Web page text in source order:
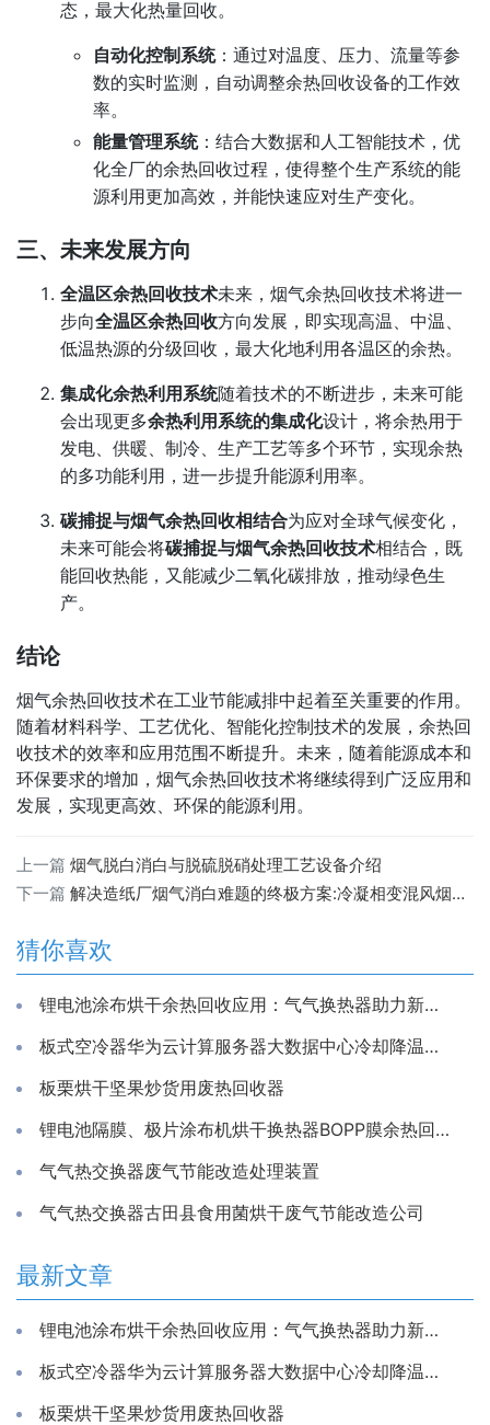
态，最大化热量回收。
自动化控制系统：通过对温度、压力、流量等参
数的实时监测，自动调整余热回收设备的工作效
率。
能量管理系统：结合大数据和人工智能技术，优
化全厂的余热回收过程，使得整个生产系统的能
源利用更加高效，并能快速应对生产变化。
三、未来发展方向
全温区余热回收技术未来，烟气余热回收技术将进一
步向全温区余热回收方向发展，即实现高温、中温、
低温热源的分级回收，最大化地利用各温区的余热。
集成化余热利用系统随着技术的不断进步，未来可能
会出现更多余热利用系统的集成化设计，将余热用于
发电、供暖、制冷、生产工艺等多个环节，实现余热
的多功能利用，进一步提升能源利用率。
碳捕捉与烟气余热回收相结合为应对全球气候变化，
未来可能会将碳捕捉与烟气余热回收技术相结合，既
能回收热能，又能减少二氧化碳排放，推动绿色生
产。
结论
烟气余热回收技术在工业节能减排中起着至关重要的作用。
随着材料科学、工艺优化、智能化控制技术的发展，余热回
收技术的效率和应用范围不断提升。未来，随着能源成本和
环保要求的增加，烟气余热回收技术将继续得到广泛应用和
发展，实现更高效、环保的能源利用。
上一篇 烟气脱白消白与脱硫脱硝处理工艺设备介绍
下一篇 解决造纸厂烟气消白难题的终极方案:冷凝相变混风烟气脱白技术
猜你喜欢
锂电池涂布烘干余热回收应用：气气换热器助力新能源生产节能降耗
板式空冷器华为云计算服务器大数据中心冷却降温换散热装置制冷藏库房系统冷能量回收器
板栗烘干坚果炒货用废热回收器
锂电池隔膜、极片涂布机烘干换热器BOPP膜余热回收装置
气气热交换器废气节能改造处理装置
气气热交换器古田县食用菌烘干废气节能改造公司
最新文章
锂电池涂布烘干余热回收应用：气气换热器助力新能源生产节能降耗
板式空冷器华为云计算服务器大数据中心冷却降温换散热装置制冷藏库房系统冷能量回收器
板栗烘干坚果炒货用废热回收器